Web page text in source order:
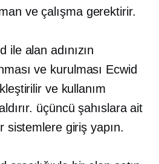
ve çalışma gerektirir.
ile alan adınızın
ve kurulması Ecwid
ve kullanım
üçüncü şahıslara ait
sistemlere giriş yapın.